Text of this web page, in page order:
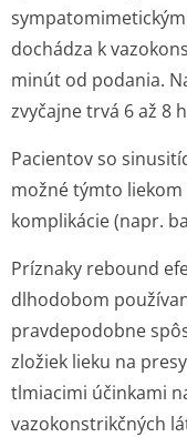
dochádza k
minút od podania.
zvyčajne trvá 6 až 8
Pacientov so
možné týmto
komplikácie (napr.
Príznaky rebound
dlhodobom
pravdepodobne
zložiek lieku na
tlmiacimi účinkami
vazokonstrikčných